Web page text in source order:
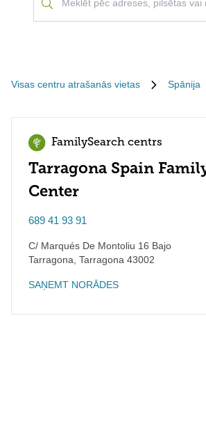
Visas centru atrašanās vietas Spānija
FamilySearch centrs
Tarragona Spain
Center
689 41 93 91
C/ Marqués De Montoliu 16 Bajo
Tarragona Tarragona 43002
SAŅEMT NORĀDES